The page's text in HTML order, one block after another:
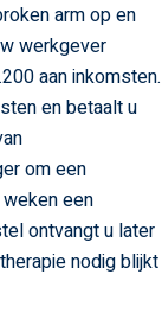
arm op en
werkgever
aan inkomsten.
en betaalt u
om een
een
ontvangt u later
nodig blijkt